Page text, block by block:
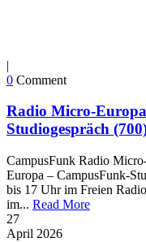
|
0 Comment
Radio Micro-
Studiogespräch
CampusFunk Radio
Europa – CampusFunk-
bis 17 Uhr im Freien
im... Read More
27
April 2026